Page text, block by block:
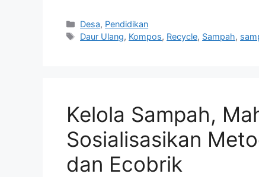
Kategori
Desa, Pendidikan
Tag
Daur Ulang, Kompos, Recycle, Sampah,
Kelola Sampah,
Sosialisasikan
dan Ecobrik